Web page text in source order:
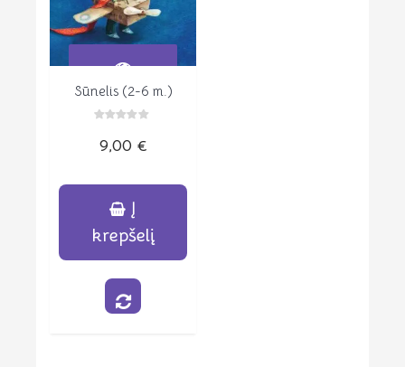
Peržiūrėti
Sūnelis (2-6 m.)
iš9,00 €
Į
krepšelį